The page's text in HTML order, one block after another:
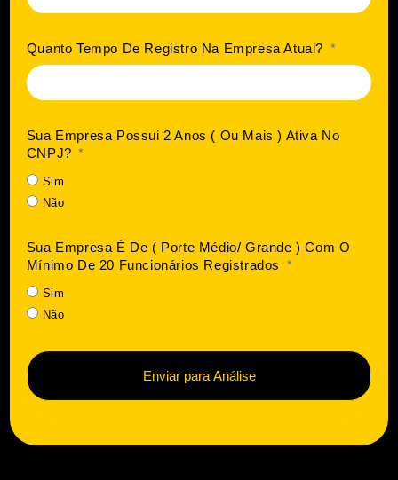
Quanto Tempo De Registro Na Empresa Atual?
Sua Empresa Possui 2 Anos ( Ou Mais ) Ativa No
CNPJ?
Sim
Não
Sua Empresa É De ( Porte Médio/ Grande ) Com O
Mínimo De 20 Funcionários Registrados
Sim
Não
Enviar para Análise